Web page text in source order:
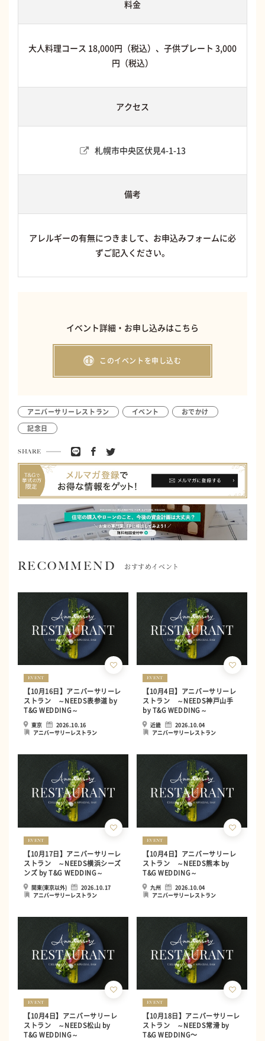
料金
大人料理コース 18,000円（税込）、子供プレート 3,000
円（税込）
アクセス
札幌市中央区伏見4-1-13
備考
アレルギーの有無につきまして、お申込みフォームに必
ずご記入ください。
イベント詳細・お申し込みはこちら
このイベントを申し込む
アニバーサリーレストラン イベント
おでかけ
記念日
SHARE
RECOMMEND おすすめイベント
EVENT
【10月16日】アニバーサリーレ
ストラン ～NEEDS表参道 by
T&G WEDDING～
東京
2026.10.16
アニバーサリーレストラン
EVENT
【10月4日】アニバーサリーレ
ストラン ～NEEDS神戸山手
by T&G WEDDING～
近畿
2026.10.04
アニバーサリーレストラン
EVENT
【10月17日】アニバーサリーレ
ストラン ～NEEDS横浜シーズ
ンズ by T&G WEDDING～
関東(東京以外)
2026.10.17
アニバーサリーレストラン
EVENT
【10月4日】アニバーサリーレ
ストラン ～NEEDS熊本 by
T&G WEDDING～
九州
2026.10.04
アニバーサリーレストラン
EVENT
【10月4日】アニバーサリーレ
ストラン ～NEEDS松山 by
T&G WEDDING～
EVENT
【10月18日】アニバーサリーレ
ストラン ～NEEDS常滑 by
T&G WEDDING〜